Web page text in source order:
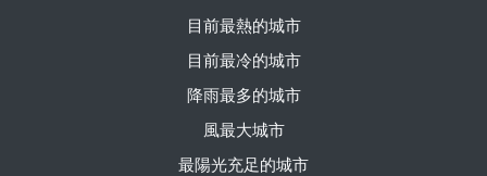
目前最熱的城市
目前最冷的城市
降雨最多的城市
風最大城市
最陽光充足的城市